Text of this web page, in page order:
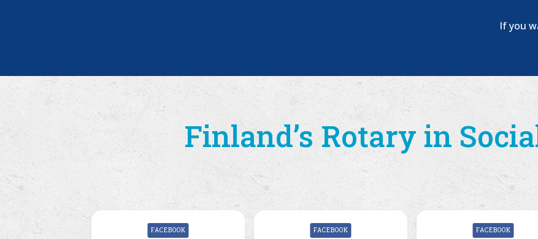
If you
Finland’s Rotary in
FACEBOOK FACEBOOK FACEBOOK